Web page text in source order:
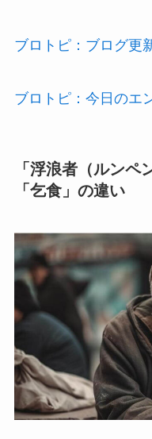
ブロトピ：ブログ更
ブロトピ：今日のエ
「浮浪者（ルンペ
「乞食」の違い